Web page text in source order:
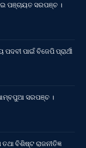
ପଞ୍ଚାୟତ ସରପଞ୍ଚ ।
ପାଇଁ ବିଜେପି ପ୍ରାର୍ଥୀ
ଆମ୍ବପୁଆ ସରପଞ୍ଚ ।
ବିଶିଷ୍ଟ ରାଜନୀତିଜ୍ଞ